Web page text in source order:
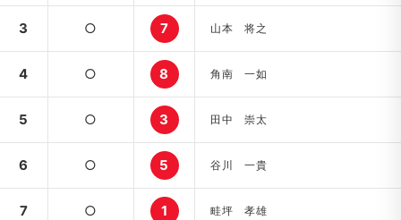
3 ○ 7 山本 将之
4 ○ 8 角南 一如
5 ○ 3 田中 崇太
6 ○ 5 谷川 一貴
7 ○ 1 畦坪 孝雄